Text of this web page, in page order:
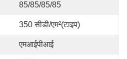
85/85/85/85
350 सीडी/एम²(टाइप)
एमआईपीआई